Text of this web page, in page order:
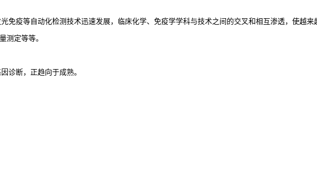
免疫等自动化检测技术迅速发展，临床化学、免疫学学科与技术之间的交叉和相互渗透，使越
测定等等。
诊断，正趋向于成熟。